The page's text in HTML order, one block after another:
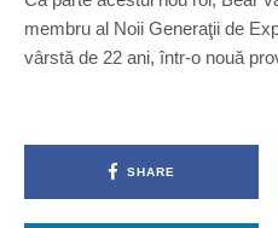
membru al Noii Generaţii de
vârstă de 22 ani, într-o nouă
SHARE